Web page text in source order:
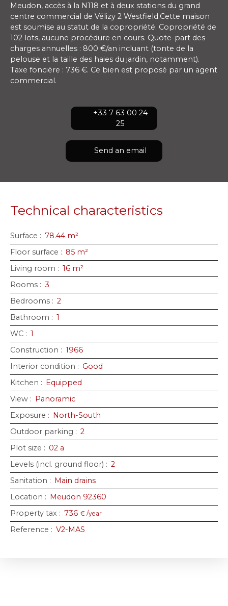
Meudon, accès à la N118 et à deux stations du grand
centre commercial de Vélizy 2 Westfield.Cette maison
est soumise au statut de la copropriété. Copropriété de
102 lots, aucune procédure en cours. Quote-part des
charges annuelles : 800 €/an incluant (tonte de la
pelouse et la taille des haies du jardin, notamment).
Taxe foncière : 736 €. Ce bien est proposé par un agent
commercial.
+33 7 63 00 24
25
Send an email
Technical characteristics
Surface : 78.44 m²
Floor surface : 85 m²
Living room : 16 m²
Rooms : 3
Bedrooms : 2
Bathroom : 1
WC : 1
Construction : 1966
Interior condition : Good
Kitchen : Equipped
View : Panoramic
Exposure : North-South
Outdoor parking : 2
Plot size : 02 a
Levels (incl. ground floor) : 2
Sanitation : Main drains
Location : Meudon 92360
Property tax : 736 € /year
Reference : V2-MAS